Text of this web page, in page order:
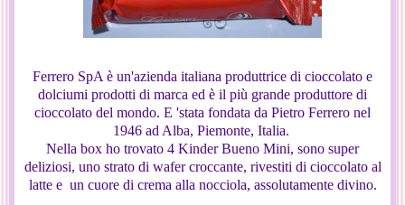
Ferrero SpA è un'azienda italiana produttrice di cioccolato e
dolciumi prodotti di marca ed è il più grande produttore di
cioccolato del mondo. E 'stata fondata da Pietro Ferrero nel
1946 ad Alba, Piemonte, Italia.
Nella box ho trovato 4 Kinder Bueno Mini, sono super
deliziosi, uno strato di wafer croccante, rivestiti di cioccolato al
latte e un cuore di crema alla nocciola, assolutamente divino.